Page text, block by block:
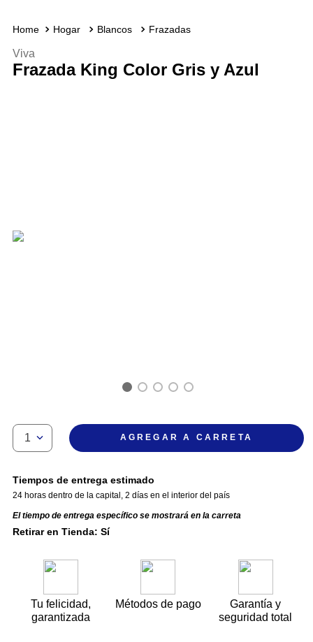
Hogar Blancos Frazadas
Viva
Frazada King Color Gris y Azul
1 AGREGAR A CARRETA
Tiempos de entrega estimado
24 horas dentro de la capital 2 días en el interior del país
El tiempo de entrega específico se mostrará en la carreta
Retirar en Tienda: Sí
Tu felicidad,
garantizada
Métodos de pago
Garantía y
seguridad total